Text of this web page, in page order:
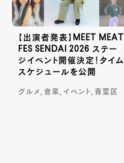
【出演者発表】MEET MEAT
FES SENDAI 2026 ステー
ジイベント開催決定！タイム
スケジュールを公開
グルメ, 音楽, イベント, 青葉区